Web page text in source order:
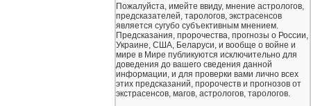
Пожалуйста, имейте ввиду, мнение астрологов,
предсказателей, тарологов, экстрасенсов
является сугубо субъективным мнением.
Предсказания, пророчества, прогнозы о России,
Украине, США, Беларуси, и вообще о войне и
мире в Мире публикуются исключительно для
доведения до вашего сведения данной
информации, и для проверки вами лично всех
этих предсказаний, пророчеств и прогнозов от
экстрасенсов, магов, астрологов, тарологов.